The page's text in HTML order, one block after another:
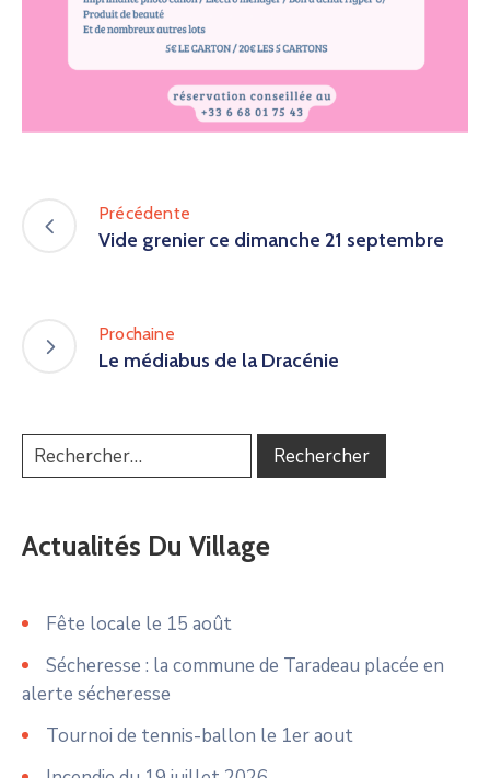
Précédente
Vide grenier ce dimanche 21 septembre
Prochaine
Le médiabus de la Dracénie
Actualités Du Village
Fête locale le 15 août
Sécheresse : la commune de Taradeau placée en
alerte sécheresse
Tournoi de tennis-ballon le 1er aout